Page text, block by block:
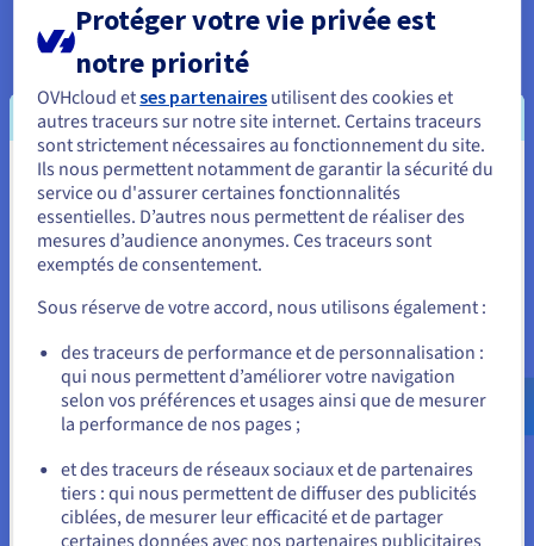
Disponibilités par régions
Documentation
Roadmap & Changelog
Roadmap & Changelog
Roadmap & Changelog
documentation en lien avec la mise à jour de notre système de
renouvellement automatique.
Les questions que vous vous
posez
Que se passera-t-il pour mes noms de
domaine et hébergements web en
renouvellement manuel ?
renouvellement automatique, que faire ?
Quels produits sont concernés par la mise à
Vous semblez être localisé en États-
Unis.
Pour commander, rendez-vous sur le site de votre pays (États-
Allez sur le site États-Unis
us.ovhcloud.com/
Anglais USD - $
ou
Rester sur le site actuel
Protéger votre vie privée est
notre priorité
OVHcloud etses partenaires utilisent des cookies et
autres traceurs sur notre site internet. Certains traceurs
sont strictement nécessaires au fonctionnement du site.
Ils nous permettent notamment de garantir la sécurité du
service ou d'assurer certaines fonctionnalités
essentielles. D’autres nous permettent de réaliser des
mesures d’audience anonymes. Ces traceurs sont
exemptés de consentement.
Sous réserve de votre accord, nous utilisons également :
des traceurs de performance et de personnalisation :
qui nous permettent d’améliorer votre navigation
selon vos préférences et usages ainsi que de mesurer
la performance de nos pages ;
et des traceurs de réseaux sociaux et de partenaires
tiers : qui nous permettent de diffuser des publicités
ciblées, de mesurer leur efficacité et de partager